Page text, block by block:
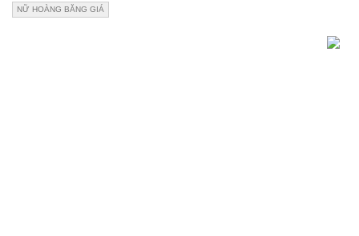
NỮ HOÀNG BĂNG GIÁ